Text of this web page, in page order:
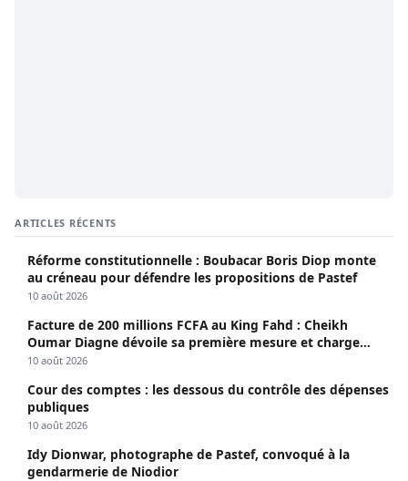
ARTICLES RÉCENTS
Réforme constitutionnelle : Boubacar Boris Diop monte
au créneau pour défendre les propositions de Pastef
10 août 2026
Facture de 200 millions FCFA au King Fahd : Cheikh
Oumar Diagne dévoile sa première mesure et charge
Diomaye et Cie
10 août 2026
Cour des comptes : les dessous du contrôle des dépenses
publiques
10 août 2026
Idy Dionwar, photographe de Pastef, convoqué à la
gendarmerie de Niodior